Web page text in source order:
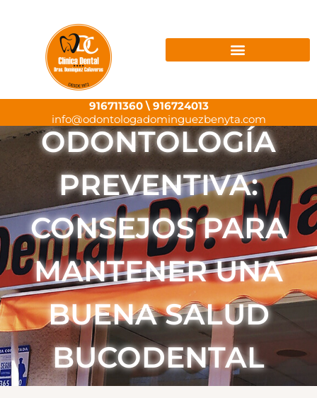
916711360\ 916724013
info@odontologadominguezbenyta.com
ODONTOLOGÍA
PREVENTIVA:
CONSEJOS PARA
MANTENER UNA
BUENA SALUD
BUCODENTAL